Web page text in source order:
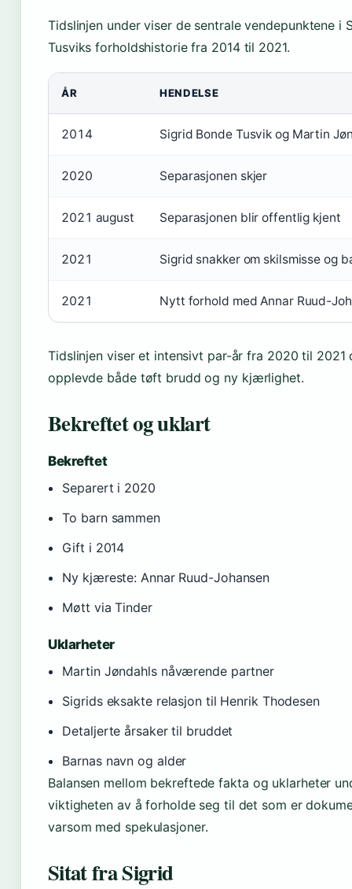
Tidslinjen under viser de sentrale vendepunktene i
Tusviks forholdshistorie fra 2014 til 2021.
ÅR HENDELSE
2014 Sigrid Bonde Tusvik og Martin
2020 Separasjonen skjer
2021 august Separasjonen blir offentlig kjent
2021 Sigrid snakker om skilsmisse og
2021 Nytt forhold med Annar Ruud-
Tidslinjen viser et intensivt par-år fra 2020 til 2021
opplevde både tøft brudd og ny kjærlighet.
Bekreftet og uklart
Bekreftet
Separert i 2020
To barn sammen
Gift i 2014
Ny kjæreste: Annar Ruud-Johansen
Møtt via Tinder
Uklarheter
Martin Jøndahls nåværende partner
Sigrids eksakte relasjon til Henrik Thodesen
Detaljerte årsaker til bruddet
Barnas navn og alder
Balansen mellom bekreftede fakta og uklarheter
viktigheten av å forholde seg til det som er
varsom med spekulasjoner.
Sitat fra Sigrid